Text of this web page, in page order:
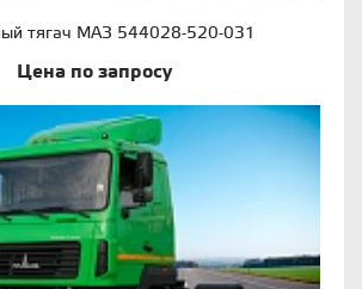
тягач МАЗ 544028-520-031
Цена по запросу